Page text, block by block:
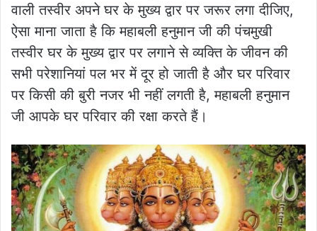
वाली तस्वीर अपने घर के मुख्य द्वार पर जरूर लगा दीजिए,
ऐसा माना जाता है कि महाबली हनुमान जी की पंचमुखी
तस्वीर घर के मुख्य द्वार पर लगाने से व्यक्ति के जीवन की
सभी परेशानियां पल भर में दूर हो जाती है और घर परिवार
पर किसी की बुरी नजर भी नहीं लगती है, महाबली हनुमान
जी आपके घर परिवार की रक्षा करते हैं।